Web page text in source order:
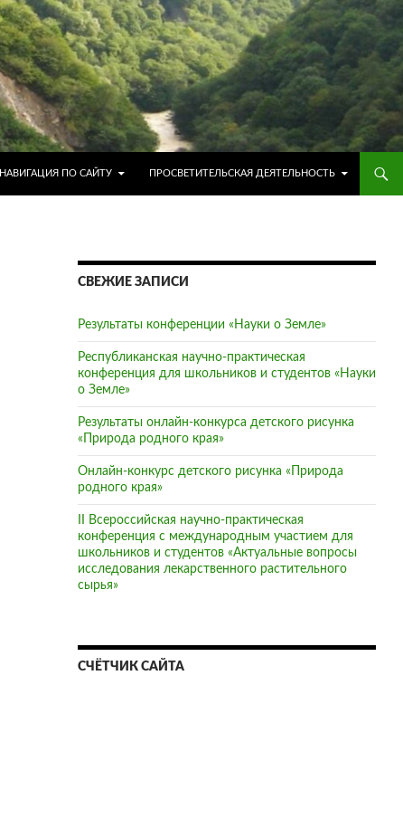
НАВИГАЦИЯ ПО САЙТУ
ПРОСВЕТИТЕЛЬСКАЯ ДЕЯТЕЛЬНОСТЬ
СВЕЖИЕ ЗАПИСИ
Результаты конференции «Науки о Земле»
Республиканская научно-практическая
конференция для школьников и студентов «Науки
о Земле»
Результаты онлайн-конкурса детского рисунка
«Природа родного края»
Онлайн-конкурс детского рисунка «Природа
родного края»
II Всероссийская научно-практическая
конференция с международным участием для
школьников и студентов «Актуальные вопросы
исследования лекарственного растительного
сырья»
СЧЁТЧИК САЙТА